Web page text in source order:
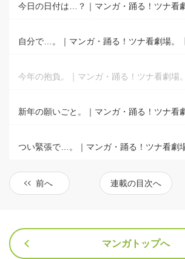
今日の日付は…？｜マンガ・踊る！ツナ看
自分で…。｜マンガ・踊る！ツナ看劇場。
今年の抱負。｜マンガ・踊る！ツナ看劇場
新年の願いごと。｜マンガ・踊る！ツナ看
つい緊張で…。｜マンガ・踊る！ツナ看劇
前へ 連載の目次へ
マンガトップへ